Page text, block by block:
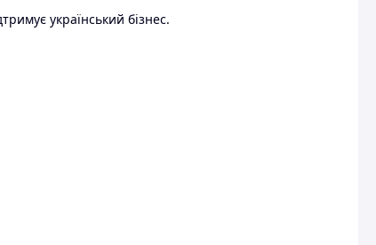
український бізнес.